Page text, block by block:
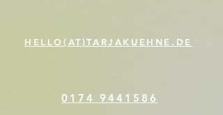
HELLO(AT)TARJAKUEHNE.DE
0174 9441586